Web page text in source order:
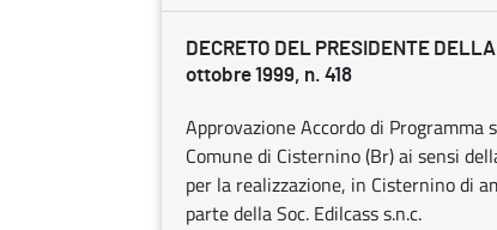
DECRETO DEL PRESIDENTE
ottobre 1999, n. 418
Approvazione Accordo di
Comune di Cisternino (Br) ai sensi
per la realizzazione, in Cisternino di
parte della Soc. Edilcass s.n.c.